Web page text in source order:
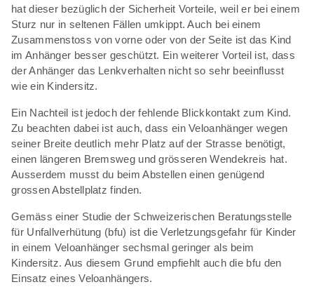
hat dieser bezüglich der Sicherheit Vorteile, weil er bei einem
Sturz nur in seltenen Fällen umkippt. Auch bei einem
Zusammenstoss von vorne oder von der Seite ist das Kind
im Anhänger besser geschützt. Ein weiterer Vorteil ist, dass
der Anhänger das Lenkverhalten nicht so sehr beeinflusst
wie ein Kindersitz.
Ein Nachteil ist jedoch der fehlende Blickkontakt zum Kind.
Zu beachten dabei ist auch, dass ein Veloanhänger wegen
seiner Breite deutlich mehr Platz auf der Strasse benötigt,
einen längeren Bremsweg und grösseren Wendekreis hat.
Ausserdem musst du beim Abstellen einen genügend
grossen Abstellplatz finden.
Gemäss einer Studie der Schweizerischen Beratungsstelle
für Unfallverhütung (bfu) ist die Verletzungsgefahr für Kinder
in einem Veloanhänger sechsmal geringer als beim
Kindersitz. Aus diesem Grund empfiehlt auch die bfu den
Einsatz eines Veloanhängers.